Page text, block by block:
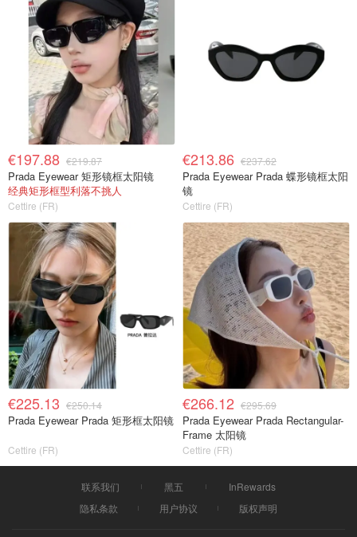
€197.88 €219.87
Prada Eyewear 矩形镜框太阳镜
经典矩形框型利落不挑人
Cettire (FR)
€213.86 €237.62
Prada Eyewear Prada 蝶形镜框太阳
镜
Cettire (FR)
€225.13 €250.14
Prada Eyewear Prada 矩形框太阳镜
Cettire (FR)
€266.12 €295.69
Prada Eyewear Prada Rectangular-
Frame 太阳镜
Cettire (FR)
联系我们 黑五
InRewards
隐私条款
用户协议 版权声明